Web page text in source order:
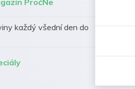
každý všední den do